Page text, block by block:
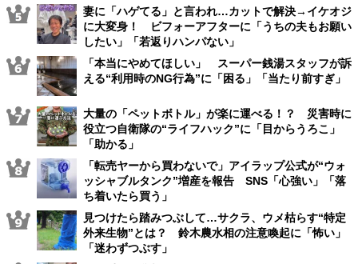
妻に「ハゲてる」と言われ…カットで解決→イケオジ
に大変身！ ビフォーアフターに「うちの夫もお願い
したい」「若返りハンパない」
「本当にやめてほしい」 スーパー銭湯スタッフが訴
える“利用時のNG行為”に「困る」「当たり前すぎ」
大量の「ペットボトル」が楽に運べる！？ 災害時に
役立つ自衛隊の“ライフハック”に「目からうろこ」
「助かる」
「転売ヤーから買わないで」アイラップ公式が“ウォ
ッシャブルタンク”増産を報告 SNS「心強い」「落
ち着いたら買う」
見つけたら踏みつぶして…サクラ、ウメ枯らす“特定
外来生物”とは？ 鈴木農水相の注意喚起に「怖い」
「迷わずつぶす」